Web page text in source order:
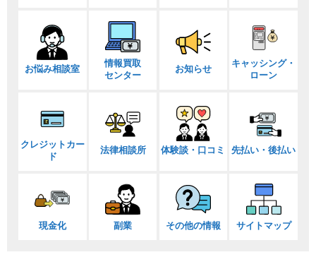
お悩み相談室
情報買取
センター
お知らせ
キャッシング・
ローン
クレジットカー
ド
法律相談所 体験談・口コミ 先払い・後払い
現金化 副業 その他の情報 サイトマップ